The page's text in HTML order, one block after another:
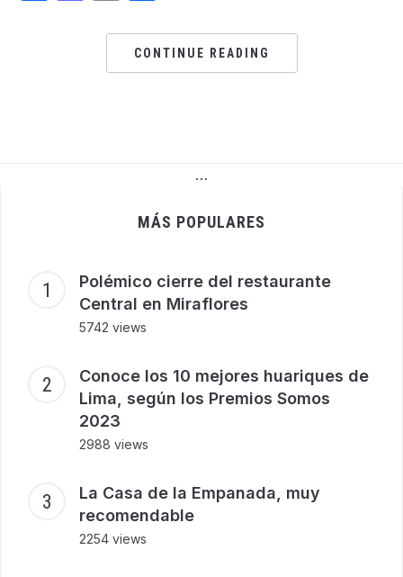
CONTINUE READING
…
MÁS POPULARES
Polémico cierre del restaurante
Central en Miraflores
5742 views
Conoce los 10 mejores huariques de
Lima, según los Premios Somos
2023
2988 views
La Casa de la Empanada, muy
recomendable
2254 views